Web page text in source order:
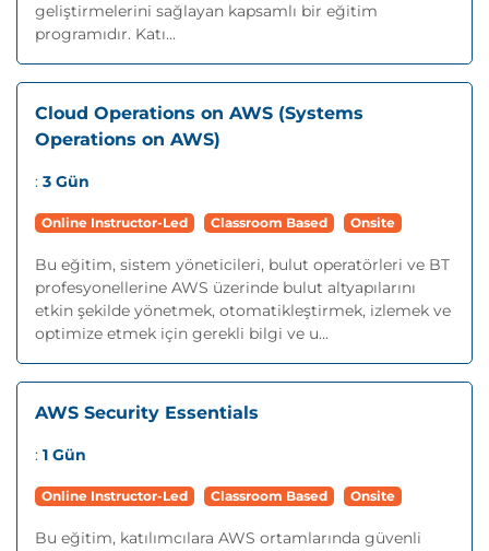
geliştirmelerini sağlayan kapsamlı bir eğitim
programıdır. Katı...
Cloud Operations on AWS (Systems
Operations on AWS)
: 3 Gün
Online Instructor-Led Classroom Based Onsite
Bu eğitim, sistem yöneticileri, bulut operatörleri ve BT
profesyonellerine AWS üzerinde bulut altyapılarını
etkin şekilde yönetmek, otomatikleştirmek, izlemek ve
optimize etmek için gerekli bilgi ve u...
AWS Security Essentials
: 1 Gün
Online Instructor-Led Classroom Based Onsite
Bu eğitim, katılımcılara AWS ortamlarında güvenli